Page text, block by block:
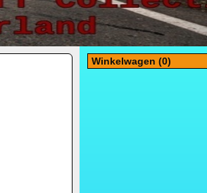
Winkelwagen (0)